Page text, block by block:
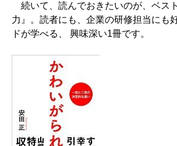
続いて、読んでおきたいのが、ベス
力』。読者にも、企業の研修担当にも
ドが学べる、 興味深い1冊です。